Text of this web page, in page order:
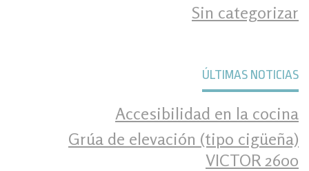
Sin categorizar
ÚLTIMAS NOTICIAS
Accesibilidad en la cocina
Grúa de elevación (tipo cigüeña)
VICTOR 2600